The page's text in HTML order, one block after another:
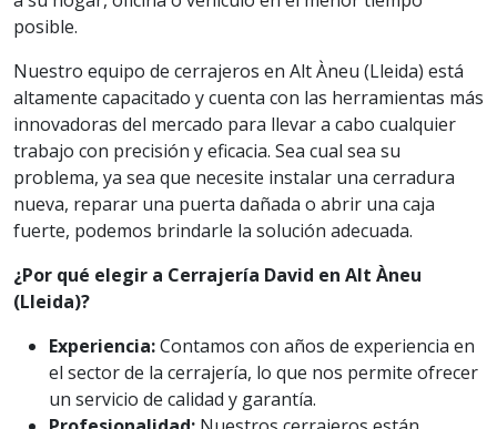
posible.
Nuestro equipo de cerrajeros en Alt Àneu (Lleida) está
altamente capacitado y cuenta con las herramientas más
innovadoras del mercado para llevar a cabo cualquier
trabajo con precisión y eficacia. Sea cual sea su
problema, ya sea que necesite instalar una cerradura
nueva, reparar una puerta dañada o abrir una caja
fuerte, podemos brindarle la solución adecuada.
¿Por qué elegir a Cerrajería David en Alt Àneu
(Lleida)?
Experiencia:Contamos con años de experiencia en
el sector de la cerrajería, lo que nos permite ofrecer
un servicio de calidad y garantía.